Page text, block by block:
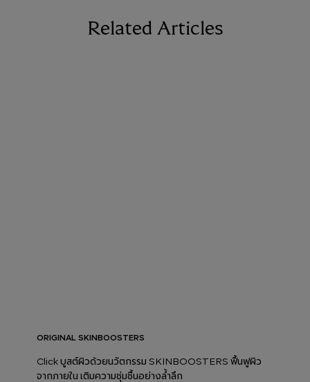
Related Articles
ORIGINAL SKINBOOSTERS
Click บูสต์ผิวด้วยนวัตกรรม SKINBOOSTERS ฟื้นฟูผิว
จากภายใน เติมความชุ่มชื้นอย่างล้ำลึก